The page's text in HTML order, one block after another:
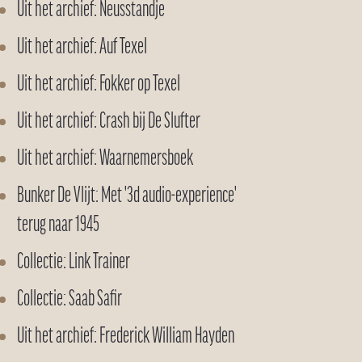
Uit het archief: Neusstandje
Uit het archief: Auf Texel
Uit het archief: Fokker op Texel
Uit het archief: Crash bij De Slufter
Uit het archief: Waarnemersboek
Bunker De Vlijt: Met '3d audio-experience'
terug naar 1945
Collectie: Link Trainer
Collectie: Saab Safir
Uit het archief: Frederick William Hayden